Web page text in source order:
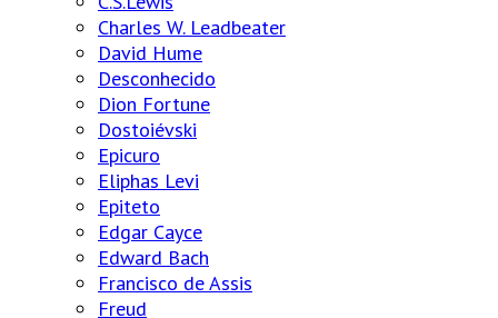
Charles W. Leadbeater
David Hume
Desconhecido
Dion Fortune
Dostoiévski
Epicuro
Eliphas Levi
Epiteto
Edgar Cayce
Edward Bach
Francisco de Assis
Freud